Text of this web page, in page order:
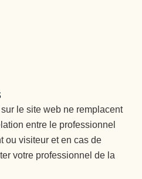
le site web ne remplacent
entre le professionnel
ou visiteur et en cas de
votre professionnel de la